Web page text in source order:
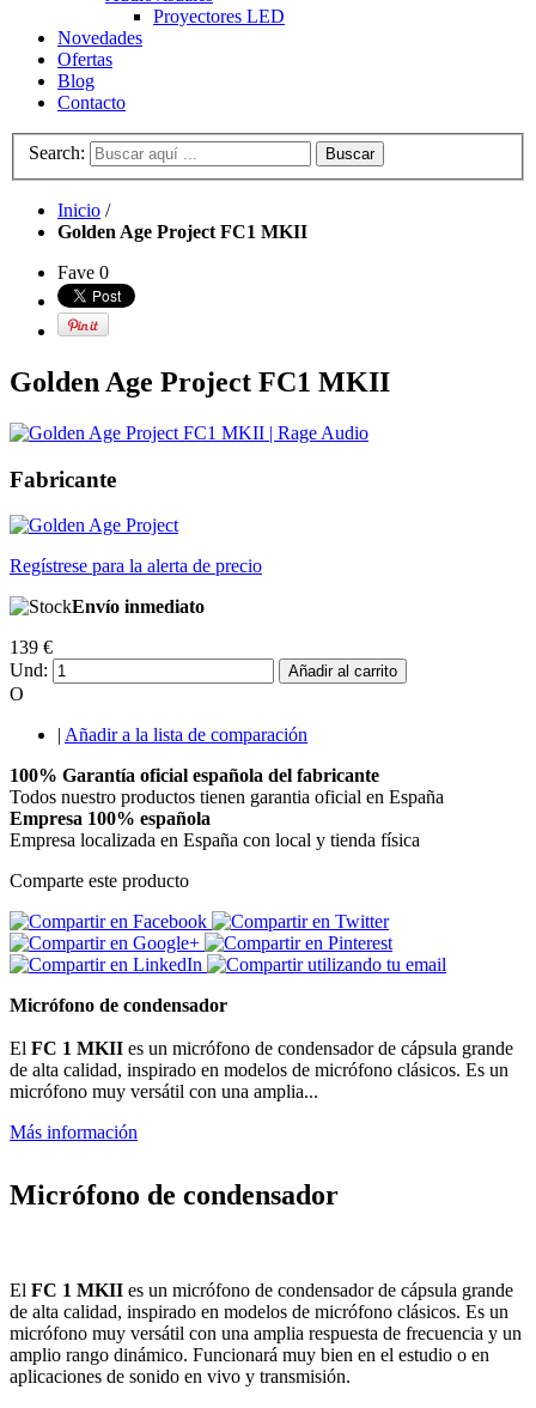
Proyectores LED
Novedades
Ofertas
Blog
Contacto
Search: Buscar
Inicio /
Golden Age Project FC1 MKII
Fave 0
Golden Age Project FC1 MKII
Fabricante
Regístrese para la alerta de precio
Envío inmediato
139 €
Und:
Añadir al carrito
O
| Añadir a la lista de comparación
100% Garantía oficial española del fabricante
Todos nuestro productos tienen garantia oficial en España
Empresa 100% española
Empresa localizada en España con local y tienda física
Comparte este producto
Micrófono de condensador
El FC 1 MKII es un micrófono de condensador de cápsula grande
de alta calidad, inspirado en modelos de micrófono clásicos. Es un
micrófono muy versátil con una amplia...
Más información
Micrófono de condensador
El FC 1 MKII es un micrófono de condensador de cápsula grande
de alta calidad, inspirado en modelos de micrófono clásicos. Es un
micrófono muy versátil con una amplia respuesta de frecuencia y un
amplio rango dinámico. Funcionará muy bien en el estudio o en
aplicaciones de sonido en vivo y transmisión.